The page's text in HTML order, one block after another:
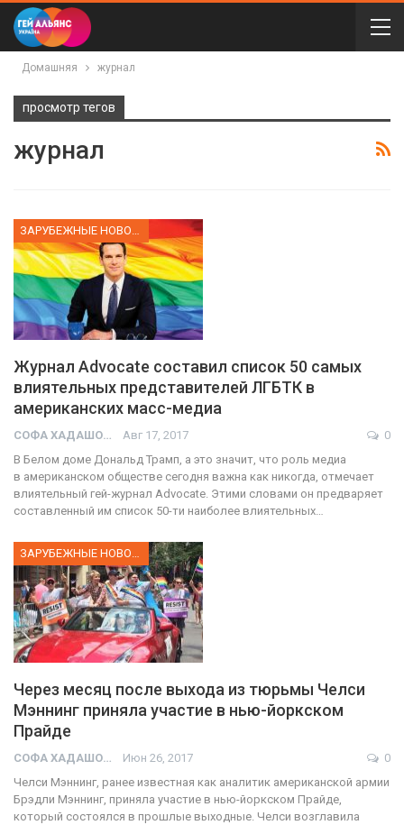
Домашняя журнал
просмотр тегов
журнал
Журнал Advocate составил список 50 самых
влиятельных представителей ЛГБТК в
американских масс-медиа
СОФА ХАДАШОТ Авг 17, 2017
0
В Белом доме Дональд Трамп, а это значит, что роль медиа
в американском обществе сегодня важна как никогда, отмечает
влиятельный гей-журнал Advocate. Этими словами он предваряет
составленный им список 50-ти наиболее влиятельных…
ЗАРУБЕЖНЫЕ НОВОСТИ
Через месяц после выхода из тюрьмы Челси
Мэннинг приняла участие в нью-йоркском
Прайде
СОФА ХАДАШОТ Июн 26, 2017
0
Челси Мэннинг, ранее известная как аналитик американской армии
Брэдли Мэннинг, приняла участие в нью-йоркском Прайде,
который состоялся в прошлые выходные. Челси возглавила